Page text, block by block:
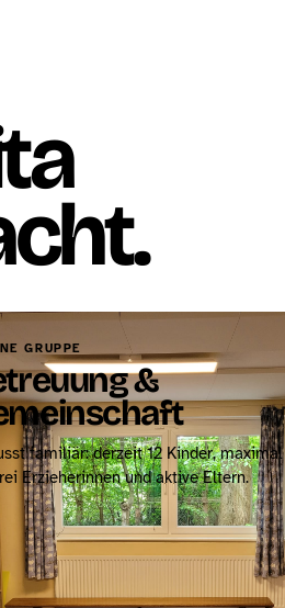
GRUPPE
&
familiär: derzeit 12 Kinder, maximal
Erzieherinnen und aktive Eltern.